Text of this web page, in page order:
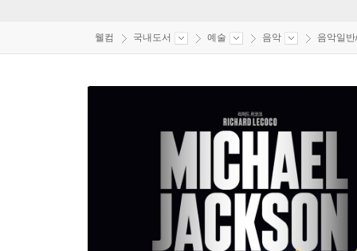
웰컴 국내도서 예술 음악 음악일